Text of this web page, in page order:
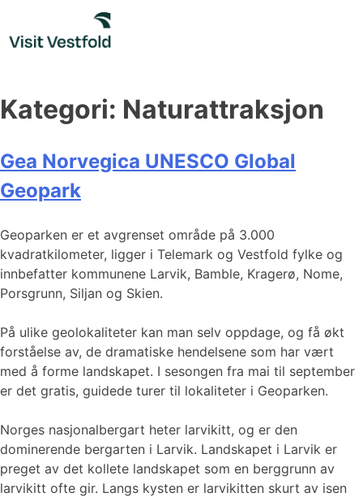
content
Kategori: Naturattraksjon
Gea Norvegica UNESCO Global
Geopark
Geoparken er et avgrenset område på 3.000
kvadratkilometer, ligger i Telemark og Vestfold fylke og
innbefatter kommunene Larvik, Bamble, Kragerø, Nome,
Porsgrunn, Siljan og Skien.
På ulike geolokaliteter kan man selv oppdage, og få økt
forståelse av, de dramatiske hendelsene som har vært
med å forme landskapet. I sesongen fra mai til september
er det gratis, guidede turer til lokaliteter i Geoparken.
Norges nasjonalbergart heter larvikitt, og er den
dominerende bergarten i Larvik. Landskapet i Larvik er
preget av det kollete landskapet som en berggrunn av
larvikitt ofte gir. Langs kysten er larvikitten skurt av isen